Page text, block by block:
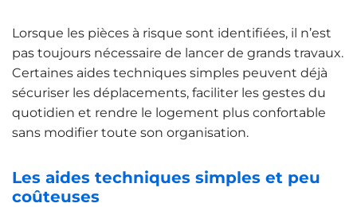
Lorsque les pièces à risque sont identifiées, il n’est
pas toujours nécessaire de lancer de grands travaux.
Certaines aides techniques simples peuvent déjà
sécuriser les déplacements, faciliter les gestes du
quotidien et rendre le logement plus confortable
sans modifier toute son organisation.
Les aides techniques simples et peu
coûteuses